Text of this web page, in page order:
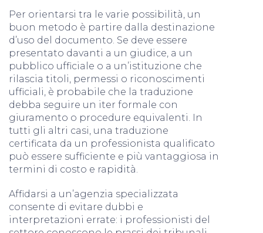
Per orientarsi tra le varie possibilità, un
buon metodo è partire dalla destinazione
d’uso del documento. Se deve essere
presentato davanti a un giudice, a un
pubblico ufficiale o a un’istituzione che
rilascia titoli, permessi o riconoscimenti
ufficiali, è probabile che la traduzione
debba seguire un iter formale con
giuramento o procedure equivalenti. In
tutti gli altri casi, una traduzione
certificata da un professionista qualificato
può essere sufficiente e più vantaggiosa in
termini di costo e rapidità.
Affidarsi a un’agenzia specializzata
consente di evitare dubbi e
interpretazioni errate: i professionisti del